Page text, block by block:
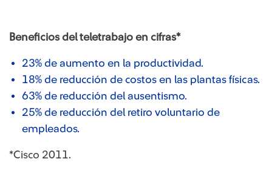
Beneficios del teletrabajo en cifras*
23% de aumento en la productividad.
18% de reducción de costos en las plantas físicas.
63% de reducción del ausentismo.
25% de reducción del retiro voluntario de
empleados.
*Cisco 2011.